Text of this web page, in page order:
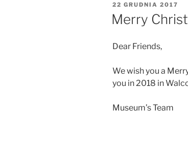
OPUBLIKOWANE
W
22 GRUDNIA 2017
Merry
Dear Friends,
We wish you a
you in 2018 in
Museum’s Team